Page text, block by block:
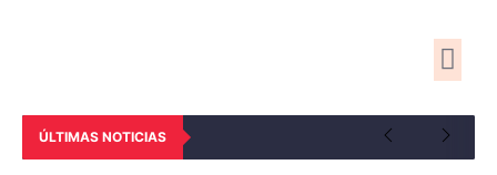
ÚLTIMAS NOTICIAS